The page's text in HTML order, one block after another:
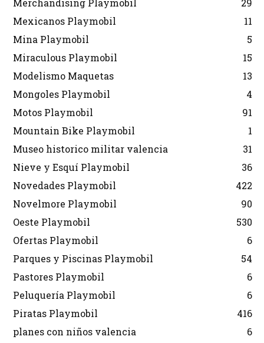
Merchandising Playmobil
29
Mexicanos Playmobil
11
Mina Playmobil
5
Miraculous Playmobil
15
Modelismo Maquetas
13
Mongoles Playmobil
4
Motos Playmobil
91
Mountain Bike Playmobil
1
Museo historico militar valencia
31
Nieve y Esquí Playmobil
36
Novedades Playmobil
422
Novelmore Playmobil
90
Oeste Playmobil
530
Ofertas Playmobil
6
Parques y Piscinas Playmobil
54
Pastores Playmobil
6
Peluquería Playmobil
6
Piratas Playmobil
416
planes con niños valencia
6